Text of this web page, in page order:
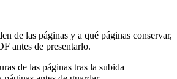
de las páginas y a qué páginas conservar,
antes de presentarlo.
de las páginas tras la subida